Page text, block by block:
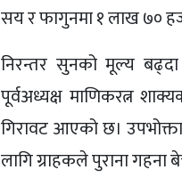
सय र फागुनमा १ लाख ७०
निरन्तर सुनको मूल्य
पूर्वअध्यक्ष माणिकरत्न
गिरावट आएको छ।
लागि ग्राहकले पुराना